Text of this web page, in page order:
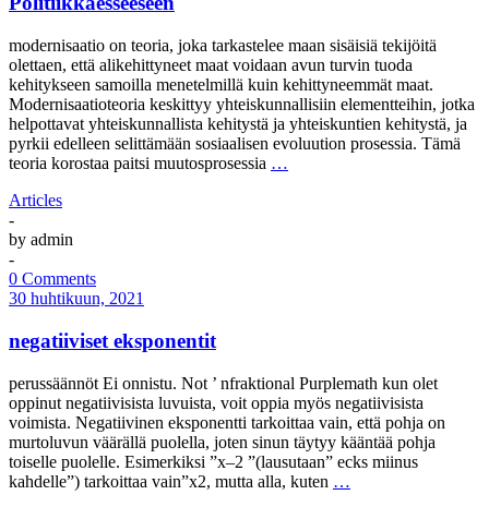
modernisaatio on teoria, joka tarkastelee maan sisäisiä tekijöitä
olettaen, että alikehittyneet maat voidaan avun turvin tuoda
kehitykseen samoilla menetelmillä kuin kehittyneemmät maat.
Modernisaatioteoria keskittyy yhteiskunnallisiin elementteihin, jotka
helpottavat yhteiskunnallista kehitystä ja yhteiskuntien kehitystä, ja
pyrkii edelleen selittämään sosiaalisen evoluution prosessia. Tämä
teoria korostaa paitsi muutosprosessia …
Articles
-
by admin
-
0 Comments
30 huhtikuun, 2021
negatiiviset eksponentit
perussäännöt Ei onnistu. Not ’ nfraktional Purplemath kun olet
oppinut negatiivisista luvuista, voit oppia myös negatiivisista
voimista. Negatiivinen eksponentti tarkoittaa vain, että pohja on
murtoluvun väärällä puolella, joten sinun täytyy kääntää pohja
toiselle puolelle. Esimerkiksi ”x–2 ”(lausutaan” ecks miinus
kahdelle”) tarkoittaa vain”x2, mutta alla, kuten …